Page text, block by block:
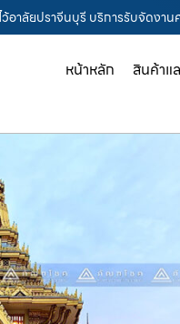
อาลัยปราจีนบุรี บริการรับจัดงา
หน้าหลัก สินค้าแ